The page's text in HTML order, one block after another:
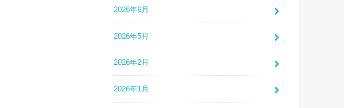
2026年6月
2026年5月
2026年2月
2026年1月